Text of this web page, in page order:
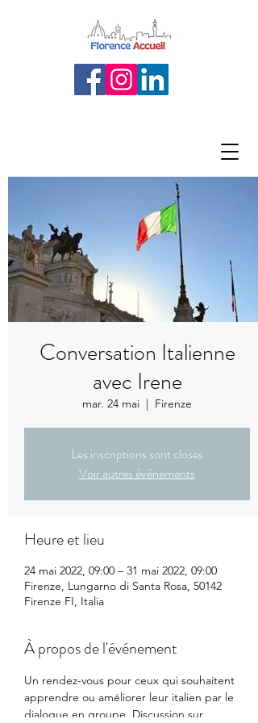
Conversation Italienne
avec Irene
mar. 24 mai
  |
Firenze
Les inscriptions sont closes
Voir autres événements
Heure et lieu
24 mai 2022, 09:00 – 31 mai 2022, 09:00
Firenze, Lungarno di Santa Rosa, 50142
Firenze FI, Italia
À propos de l'événement
Un rendez-vous pour ceux qui souhaitent
apprendre ou améliorer leur italien par le
dialogue en groupe. Discussion sur